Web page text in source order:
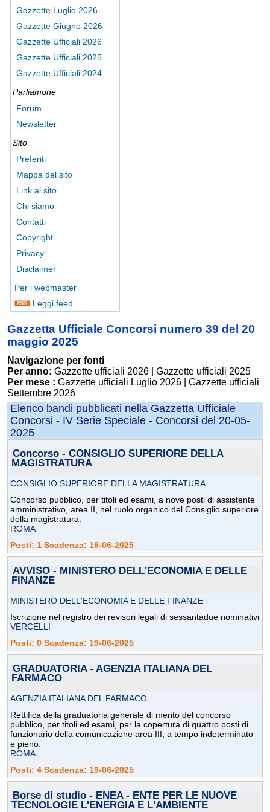
Gazzette Luglio 2026
Gazzette Giugno 2026
Gazzette Ufficiali 2026
Gazzette Ufficiali 2025
Gazzette Ufficiali 2024
Parliamone
Forum
Newsletter
Sito
Preferiti
Mappa del sito
Link al sito
Chi siamo
Contatti
Copyright
Privacy
Disclaimer
Per i webmaster
Leggi feed
Gazzetta Ufficiale Concorsi numero 39 del 20
maggio 2025
Navigazione per fonti
Per anno: Gazzette ufficiali 2026
Gazzette ufficiali 2025
Per mese : Gazzette ufficiali Luglio 2026
Gazzette ufficiali
Settembre 2026
Elenco bandi pubblicati nella Gazzetta Ufficiale
Concorsi - IV Serie Speciale - Concorsi del 20-05-
2025
Concorso - CONSIGLIO SUPERIORE DELLA
MAGISTRATURA
CONSIGLIO SUPERIORE DELLA MAGISTRATURA
Concorso pubblico, per titoli ed esami, a nove posti di assistente
amministrativo, area II, nel ruolo organico del Consiglio superiore
della magistratura.
ROMA
Posti: 1 Scadenza: 19-06-2025
AVVISO - MINISTERO DELL'ECONOMIA E DELLE
FINANZE
MINISTERO DELL'ECONOMIA E DELLE FINANZE
Iscrizione nel registro dei revisori legali di sessantadue nominativi
VERCELLI
Posti: 0 Scadenza: 19-06-2025
GRADUATORIA - AGENZIA ITALIANA DEL
FARMACO
AGENZIA ITALIANA DEL FARMACO
Rettifica della graduatoria generale di merito del concorso
pubblico, per titoli ed esami, per la copertura di quattro posti di
funzionario della comunicazione area III, a tempo indeterminato
e pieno.
ROMA
Posti: 4 Scadenza: 19-06-2025
Borse di studio - ENEA - ENTE PER LE NUOVE
TECNOLOGIE L'ENERGIA E L'AMBIENTE